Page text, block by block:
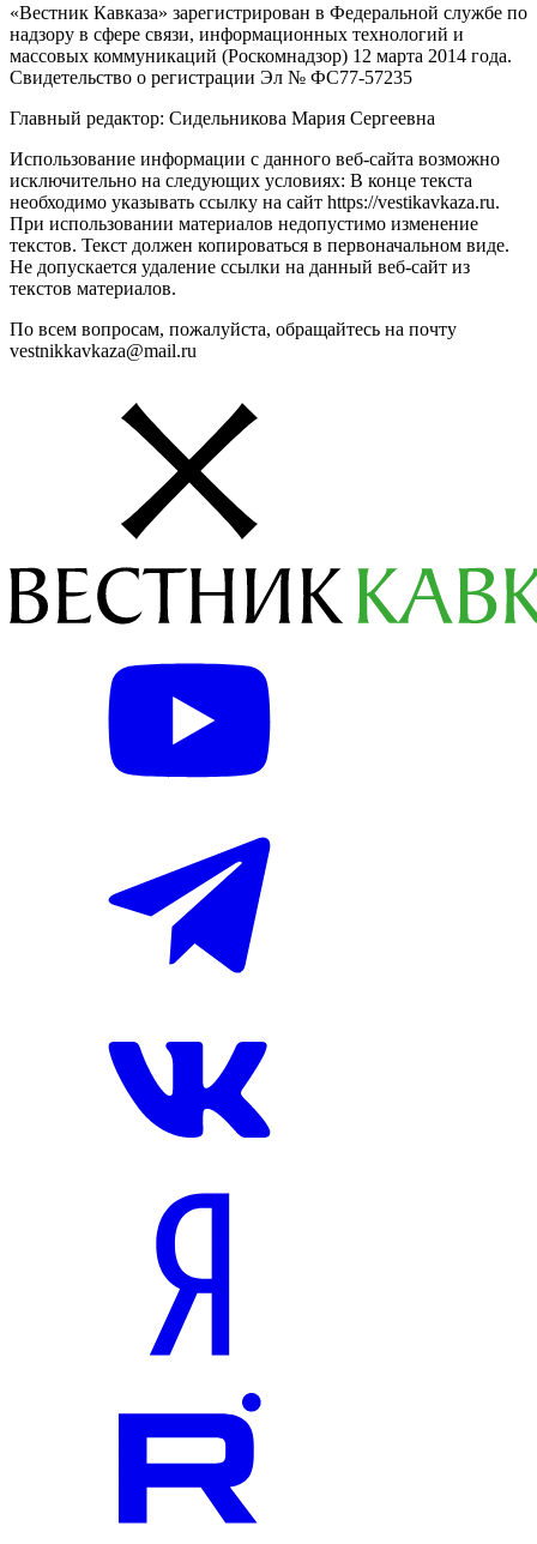
«Вестник Кавказа» зарегистрирован в Федеральной службе по
надзору в сфере связи, информационных технологий и
массовых коммуникаций (Роскомнадзор) 12 марта 2014 года.
Свидетельство о регистрации Эл № ФС77-57235
Главный редактор: Сидельникова Мария Сергеевна
Использование информации с данного веб-сайта возможно
исключительно на следующих условиях: В конце текста
необходимо указывать ссылку на сайт https://vestikavkaza.ru.
При использовании материалов недопустимо изменение
текстов. Текст должен копироваться в первоначальном виде.
Не допускается удаление ссылки на данный веб-сайт из
текстов материалов.
По всем вопросам, пожалуйста, обращайтесь на почту
vestnikkavkaza@mail.ru